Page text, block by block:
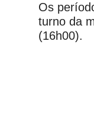
Os
turno da
(16h00).